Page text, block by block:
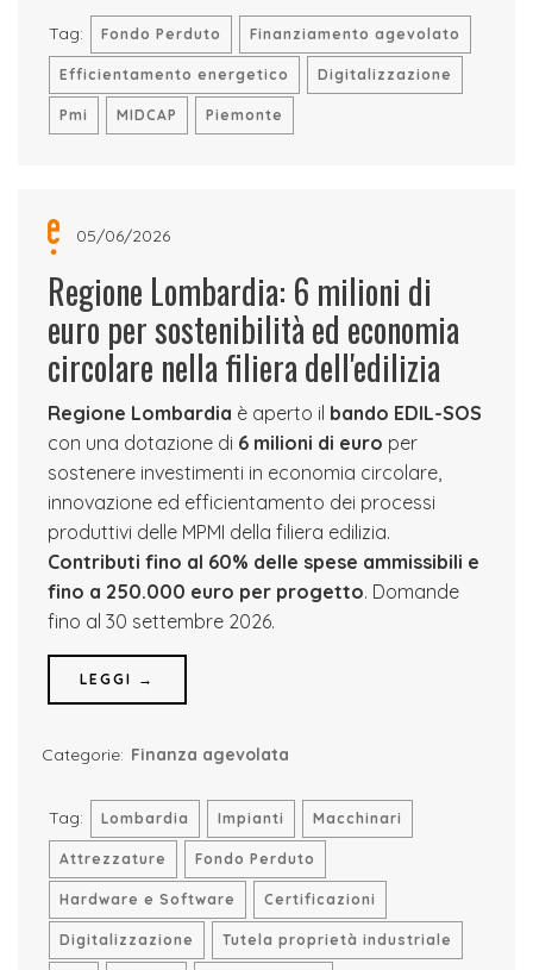
Tag: Fondo Perduto Finanziamento agevolato
Efficientamento energetico Digitalizzazione
Pmi MIDCAP Piemonte
05/06/2026
Regione Lombardia: 6 milioni di
euro per sostenibilità ed economia
circolare nella filiera dell'edilizia
Regione Lombardia è aperto il bando EDIL-SOS
con una dotazione di 6 milioni di euro per
sostenere investimenti in economia circolare,
innovazione ed efficientamento dei processi
produttivi delle MPMI della filiera edilizia.
Contributi fino al 60% delle spese ammissibili e
fino a 250.000 euro per progetto. Domande
fino al 30 settembre 2026.
LEGGI →
Categorie: Finanza agevolata
Tag: Lombardia Impianti Macchinari
Attrezzature Fondo Perduto
Hardware e Software Certificazioni
Digitalizzazione Tutela proprietà industriale